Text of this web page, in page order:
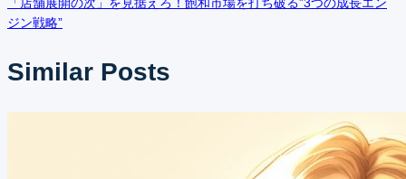
ビ
ゲ
ジン戦略”
Similar Posts